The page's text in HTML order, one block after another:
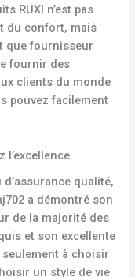
RUXI n’est pas
du confort, mais
que fournisseur
fournir des
clients du monde
pouvez facilement
l’excellence
d’assurance qualité,
a démontré son
de la majorité des
et son excellente
à choisir
un style de vie